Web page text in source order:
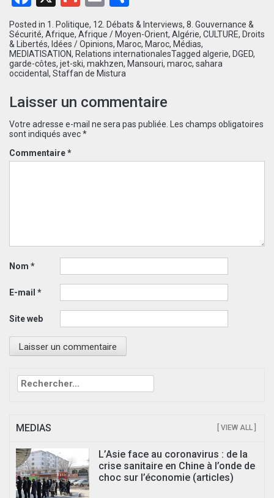
Posted in 1. Politique, 12. Débats & Interviews, 8. Gouvernance &
Sécurité, Afrique, Afrique / Moyen-Orient, Algérie, CULTURE, Droits
& Libertés, Idées / Opinions, Maroc, Maroc, Médias,
MEDIATISATION, Relations internationalesTagged algerie, DGED,
garde-côtes, jet-ski, makhzen, Mansouri, maroc, sahara
occidental , Staffan de Mistura
Laisser un commentaire
Votre adresse e-mail ne sera pas publiée.
Les champs obligatoires
sont indiqués avec*
Commentaire*
Nom *
E-mail *
Site web
Rechercher :
MEDIAS [ VIEW ALL ]
L’Asie face au coronavirus : de la
crise sanitaire en Chine à l’onde de
choc sur l’économie (articles)